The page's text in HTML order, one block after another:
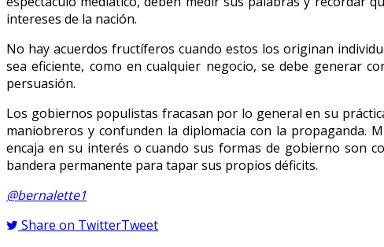
intereses de la nación.
No hay acuerdos fructíferos cuando estos los originan
sea eficiente, como en cualquier negocio, se debe generar
persuasión.
Los gobiernos populistas fracasan por lo general en su
maniobreros y confunden la diplomacia con la propaganda.
encaja en su interés o cuando sus formas de gobierno son
bandera permanente para tapar sus propios déficits.
@bernalette1
Share on TwitterTweet